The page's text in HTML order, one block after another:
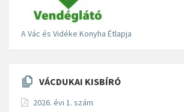
A Vác és Vidéke Konyha Étlapja
VÁCDUKAI KISBÍRÓ
2026. évi 1. szám